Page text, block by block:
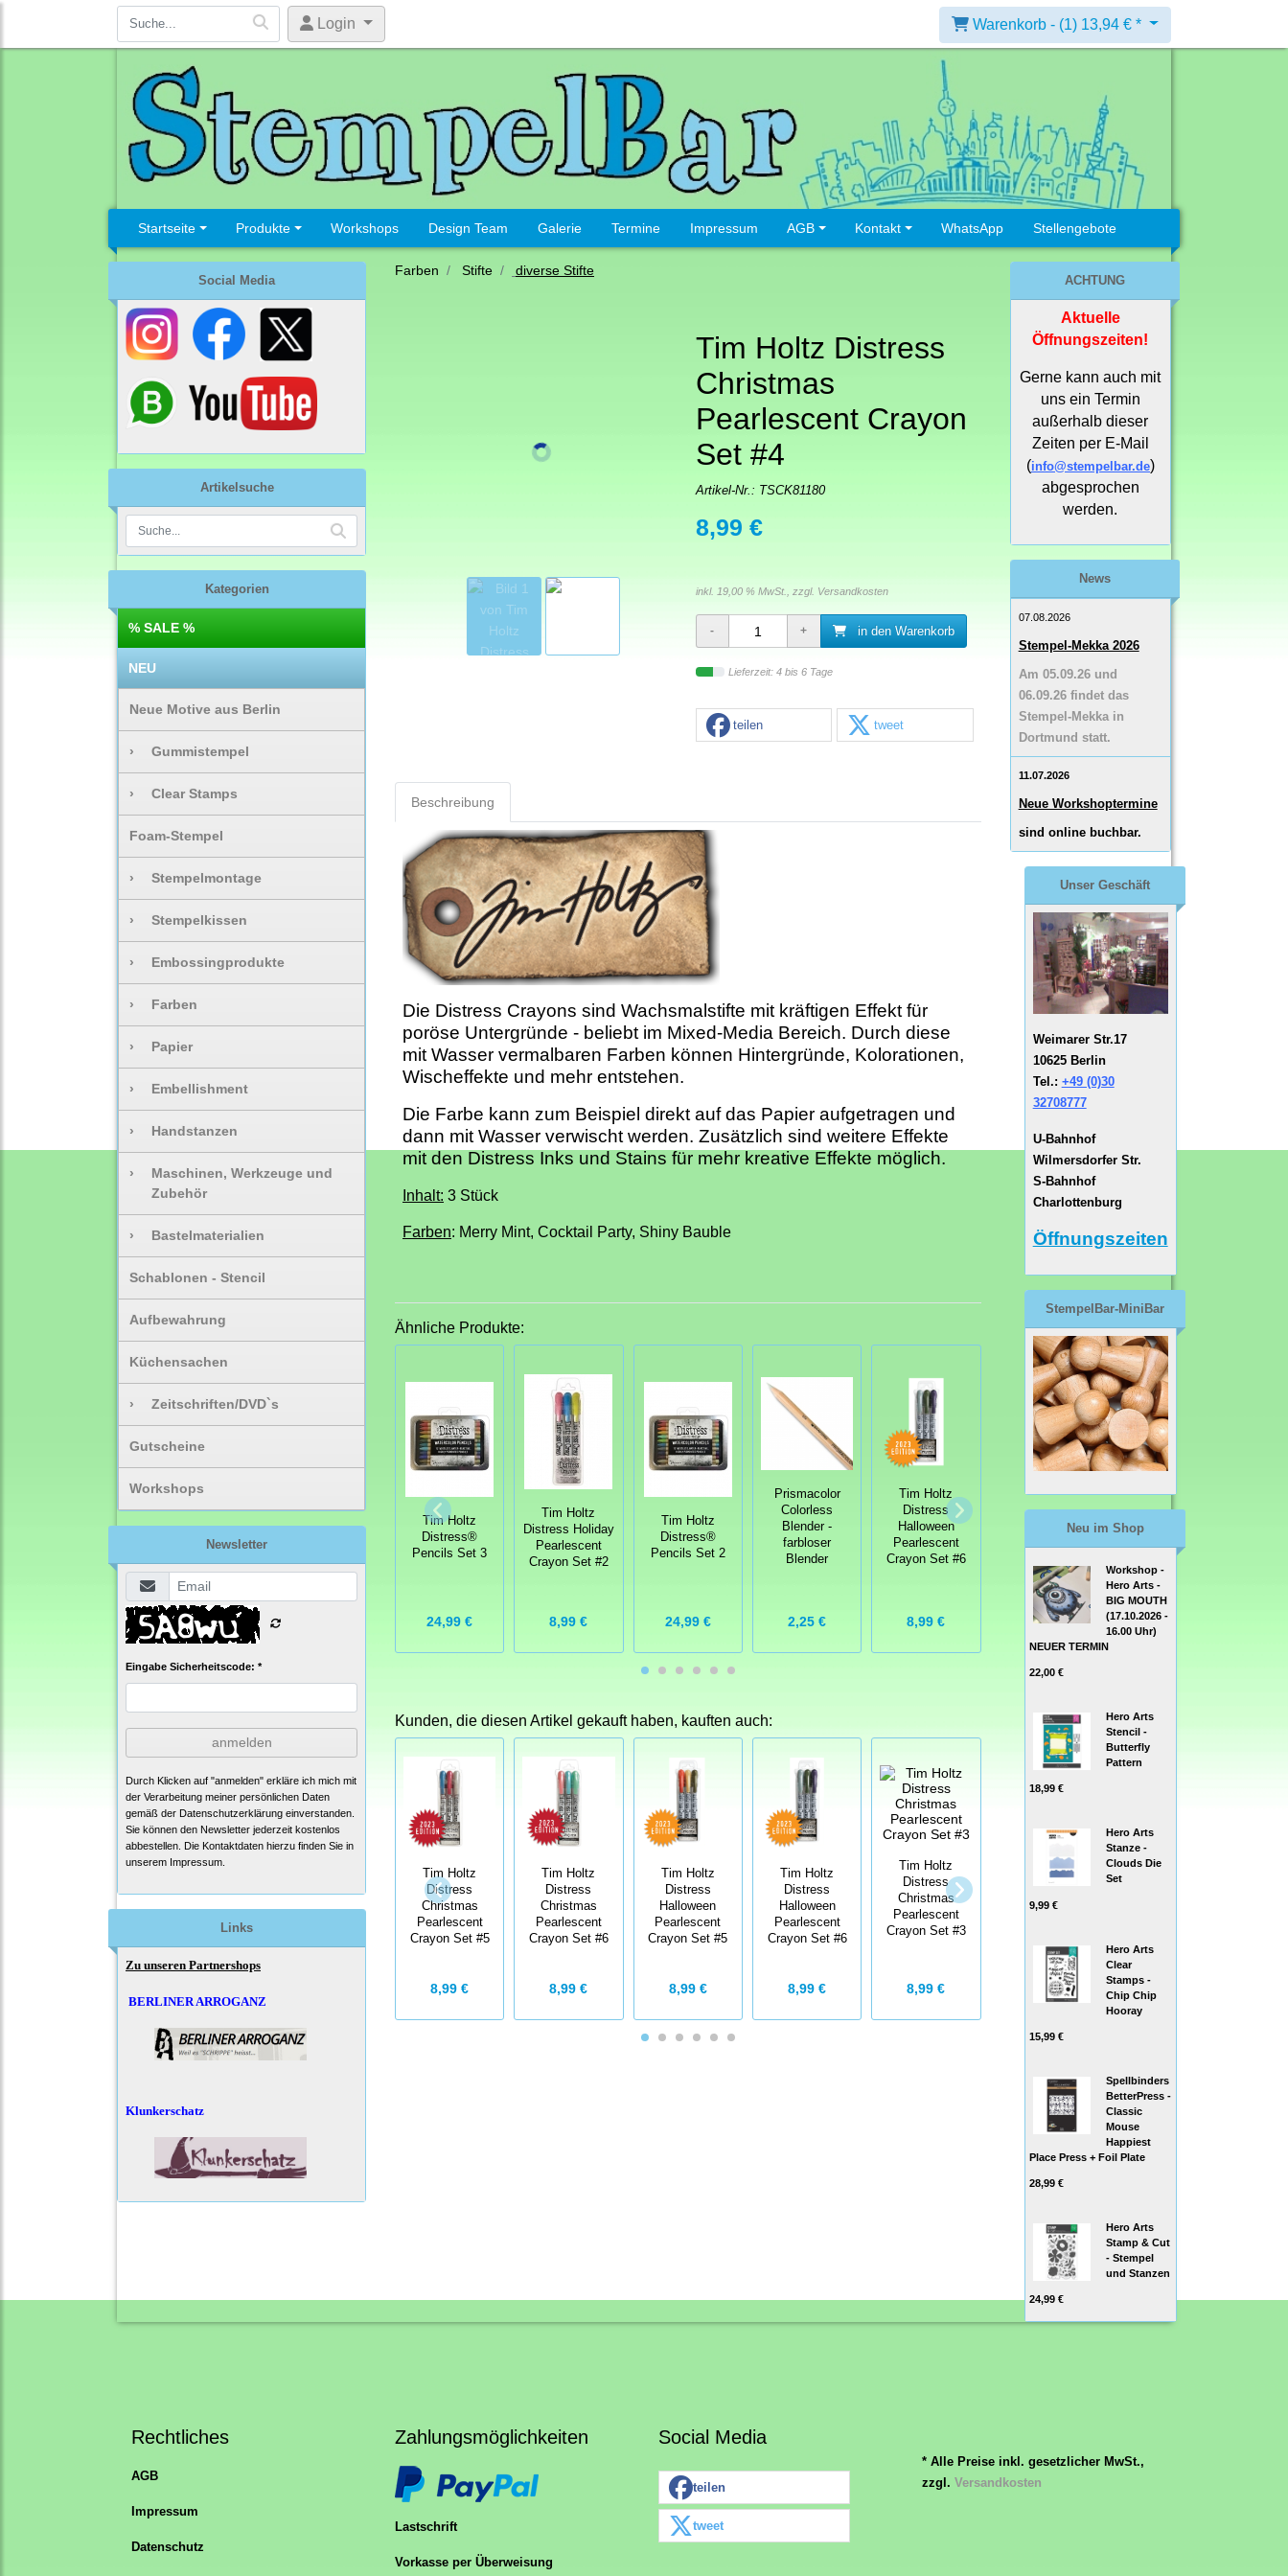
Login Warenkorb - (1) 13,94 € *
Startseite Produkte Workshops Design Team Galerie Termine Impressum AGB Kontakt WhatsApp Stellengebote
Social Media
Artikelsuche
Kategorien
% SALE %
NEU
Neue Motive aus Berlin
› Gummistempel
› Clear Stamps
Foam-Stempel
› Stempelmontage
› Stempelkissen
› Embossingprodukte
› Farben
› Papier
› Embellishment
› Handstanzen
›
Maschinen, Werkzeuge und
Zubehör
› Bastelmaterialien
Schablonen - Stencil
Aufbewahrung
Küchensachen
› Zeitschriften/DVD`s
Gutscheine
Workshops
Newsletter
Eingabe Sicherheitscode: *
anmelden
Durch Klicken auf "anmelden" erkläre ich mich mit
der Verarbeitung meiner persönlichen Daten
gemäß der Datenschutzerklärung einverstanden.
Sie können den Newsletter jederzeit kostenlos
abbestellen. Die Kontaktdaten hierzu finden Sie in
unserem Impressum.
Links
Zu unseren Partnershops
BERLINER ARROGANZ
Klunkerschatz
Farben Stifte diverse Stifte
Tim Holtz Distress
Christmas
Pearlescent Crayon
Set #4
Artikel-Nr.: TSCK81180
8,99 €
inkl. 19,00 % MwSt., zzgl. Versandkosten
in den Warenkorb
Lieferzeit: 4 bis 6 Tage
teilen tweet
Beschreibung
Die Distress Crayons sind Wachsmalstifte mit kräftigen Effekt für
poröse Untergründe - beliebt im Mixed-Media Bereich. Durch diese
mit Wasser vermalbaren Farben können Hintergründe, Kolorationen,
Wischeffekte und mehr entstehen.
Die Farbe kann zum Beispiel direkt auf das Papier aufgetragen und
dann mit Wasser verwischt werden. Zusätzlich sind weitere Effekte
mit den Distress Inks und Stains für mehr kreative Effekte möglich.
Inhalt: 3 Stück
Farben: Merry Mint, Cocktail Party, Shiny Bauble
Ähnliche Produkte:
Tim Holtz
Distress®
Pencils Set 3
24,99 €
Tim Holtz
Distress Holiday
Pearlescent
Crayon Set #2
8,99 €
Tim Holtz
Distress®
Pencils Set 2
24,99 €
Prismacolor
Colorless
Blender -
farbloser
Blender
2,25 €
Tim Holtz
Distress
Halloween
Pearlescent
Crayon Set #6
8,99 €
Distress
Crayon Set #4
8,99 € 24,99 €
Kunden, die diesen Artikel gekauft haben, kauften auch:
Tim Holtz
Distress
Christmas
Pearlescent
Crayon Set #5
8,99 €
Tim Holtz
Distress
Christmas
Pearlescent
Crayon Set #6
8,99 €
Tim Holtz
Distress
Halloween
Pearlescent
Crayon Set #5
8,99 €
Tim Holtz
Distress
Halloween
Pearlescent
Crayon Set #6
8,99 €
Tim Holtz
Distress
Christmas
Pearlescent
Crayon Set #3
8,99 €
Tim Holtz
Distress
Crayon Set #3
8,99 €
Crayon Set #4
8,99 €
ACHTUNG
Aktuelle
Öffnungszeiten!
Gerne kann auch mit
uns ein Termin
außerhalb dieser
Zeiten per E-Mail
(info@stempelbar.de)
abgesprochen
werden.
News
07.08.2026
Stempel-Mekka 2026
Am 05.09.26 und
06.09.26 findet das
Stempel-Mekka in
Dortmund statt.
11.07.2026
Neue Workshoptermine
sind online buchbar.
Unser Geschäft
Weimarer Str.17
10625 Berlin
Tel.: +49 (0)30
32708777
U-Bahnhof
Wilmersdorfer Str.
S-Bahnhof
Charlottenburg
Öffnungszeiten
StempelBar-MiniBar
Neu im Shop
Workshop -
Hero Arts -
BIG MOUTH
(17.10.2026 -
16.00 Uhr)
NEUER TERMIN
22,00 €
Hero Arts
Stencil -
Butterfly
Pattern
18,99 €
Hero Arts
Stanze -
Clouds Die
Set
9,99 €
Hero Arts
Clear
Stamps -
Chip Chip
Hooray
15,99 €
Spellbinders
BetterPress -
Classic
Mouse
Happiest
Place Press + Foil Plate
28,99 €
Hero Arts
Stamp & Cut
- Stempel
und Stanzen
24,99 €
Rechtliches
AGB
Impressum
Datenschutz
Zahlungsmöglichkeiten
Lastschrift
Vorkasse per Überweisung
Social Media
teilen
tweet
* Alle Preise inkl. gesetzlicher MwSt.,
zzgl. Versandkosten